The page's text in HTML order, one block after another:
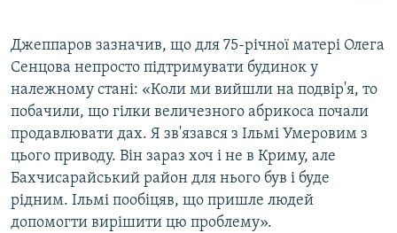
Джеппаров зазначив, що для 75-річної матері Олега
Сенцова непросто підтримувати будинок у
належному стані: «Коли ми вийшли на подвір'я, то
побачили, що гілки величезного абрикоса почали
продавлювати дах. Я зв'язався з Ільмі Умеровим з
цього приводу. Він зараз хоч і не в Криму, але
Бахчисарайський район для нього був і буде
рідним. Ільмі пообіцяв, що пришле людей
допомогти вирішити цю проблему».